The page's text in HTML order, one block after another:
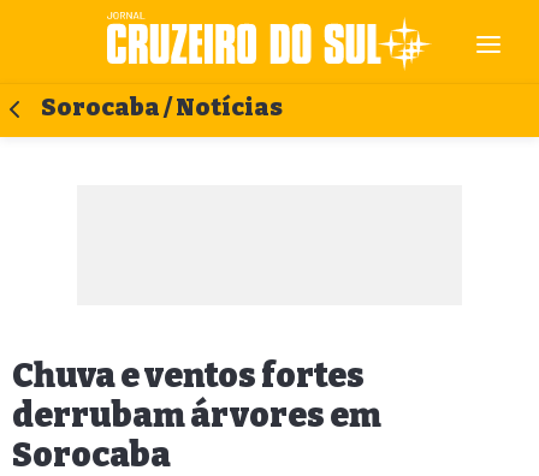
Sorocaba / Notícias
Chuva e ventos fortes
derrubam árvores em
Sorocaba